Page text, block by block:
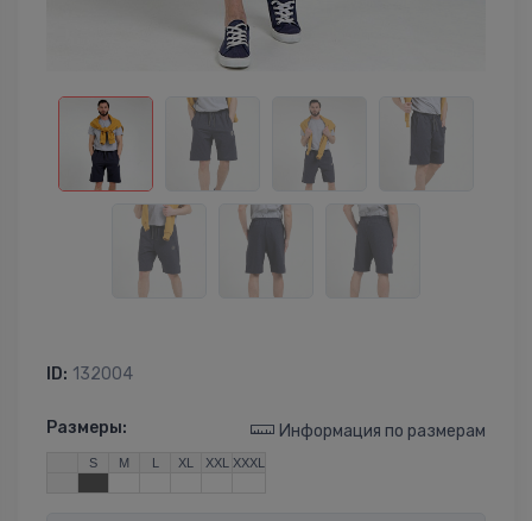
ID: 132004
Размеры: Информация по размерам
S M L XL XXL XXXL